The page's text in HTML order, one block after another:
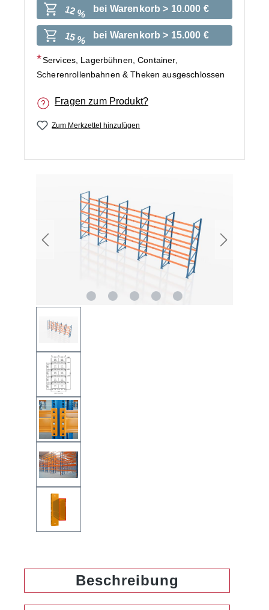
12 % bei Warenkorb > 10.000 €
15 % bei Warenkorb > 15.000 €
Services, Lagerbühnen, Container,
Scherenrollenbahnen & Theken ausgeschlossen
Fragen zum Produkt?
Zum Merkzettel hinzufügen
Beschreibung